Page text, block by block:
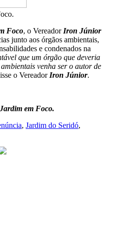
Foco, o Vereador Iron Júnior
junto aos órgãos ambientais,
e condenados na
que um órgão que deveria
venha ser o autor de
o Vereador Iron Júnior.
em Foco.
, Jardim do Seridó,